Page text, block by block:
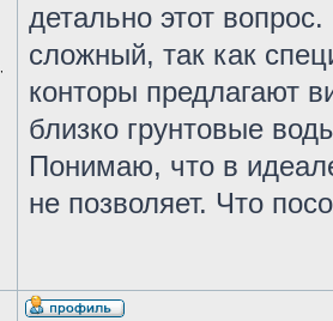
детально этот
сложный, так как
конторы предлагают
близко грунтовые
Понимаю, что в
не позволяет. Что